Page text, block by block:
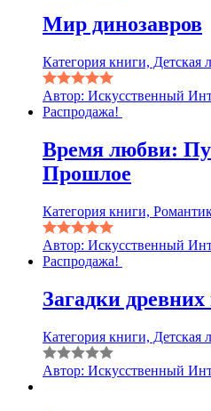
Мир динозавров
Категория книги, Детская
Автор: Искусственный
Распродажа!
Время любви:
Прошлое
Категория книги,
Автор: Искусственный
Распродажа!
Загадки
Категория книги, Детская
Автор: Искусственный